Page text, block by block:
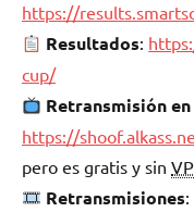
https://
Resultados:
cup/
Retransmisión
https://
pero es gratis y sin
Retransmisiones: